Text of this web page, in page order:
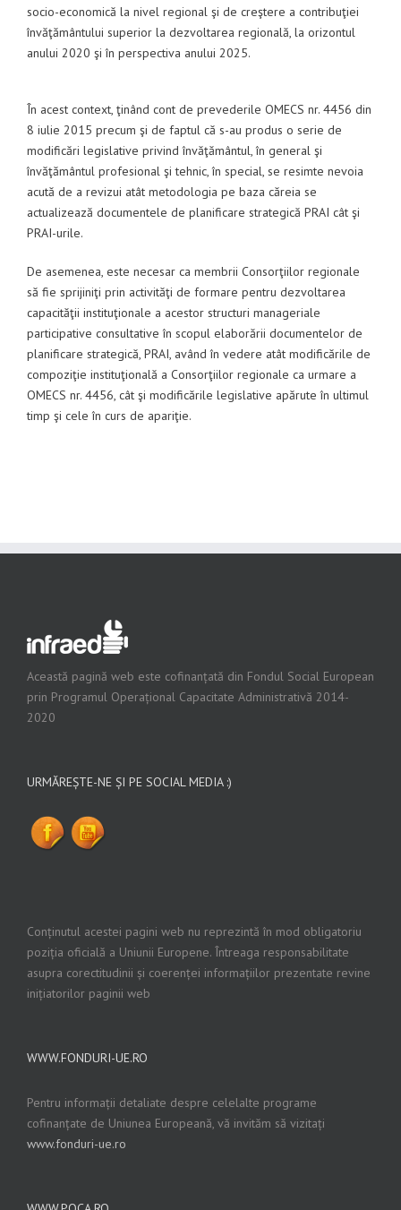
socio-economică la nivel regional şi de creştere a contribuţiei
învăţământului superior la dezvoltarea regională, la orizontul
anului 2020 şi în perspectiva anului 2025.
În acest context, ţinând cont de prevederile OMECS nr. 4456 din
8 iulie 2015 precum şi de faptul că s-au produs o serie de
modificări legislative privind învăţământul, în general şi
învăţământul profesional şi tehnic, în special, se resimte nevoia
acută de a revizui atât metodologia pe baza căreia se
actualizează documentele de planificare strategică PRAI cât şi
PRAI-urile.
De asemenea, este necesar ca membrii Consorţiilor regionale
să fie sprijiniţi prin activităţi de formare pentru dezvoltarea
capacităţii instituţionale a acestor structuri manageriale
participative consultative în scopul elaborării documentelor de
planificare strategică, PRAI, având în vedere atât modificările de
compoziţie instituţională a Consorţiilor regionale ca urmare a
OMECS nr. 4456, cât şi modificările legislative apărute în ultimul
timp şi cele în curs de apariţie.
Această pagină web este cofinanțată din Fondul Social European
prin Programul Operațional Capacitate Administrativă 2014-
2020
URMĂREȘTE-NE ȘI PE SOCIAL MEDIA :)
Conținutul acestei pagini web nu reprezintă în mod obligatoriu
poziția oficială a Uniunii Europene. Întreaga responsabilitate
asupra corectitudinii și coerenței informațiilor prezentate revine
inițiatorilor paginii web
WWW.FONDURI-UE.RO
Pentru informații detaliate despre celelalte programe
cofinanțate de Uniunea Europeană, vă invităm să vizitați
www.fonduri-ue.ro